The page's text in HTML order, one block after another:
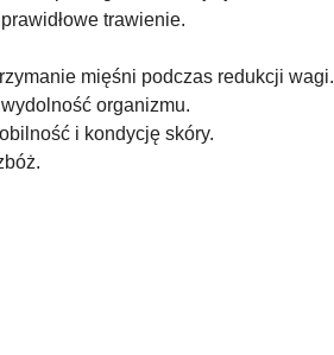
trawienie.
mięśni podczas redukcji wagi.
organizmu.
i kondycję skóry.